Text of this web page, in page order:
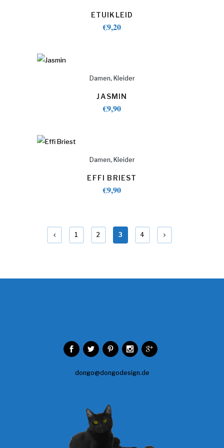
ETUIKLEID
€9,20
Damen, Kleider
JASMIN
€9,90
Damen, Kleider
EFFI BRIEST
€9,90
1 2 3 4
dongo@dongodesign.de